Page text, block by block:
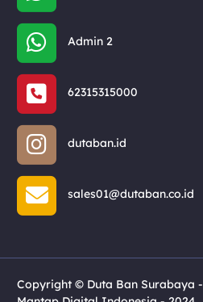
Admin 2
62315315000
dutaban.id
sales01@dutaban.co.id
Copyright © Duta Ban Surabaya